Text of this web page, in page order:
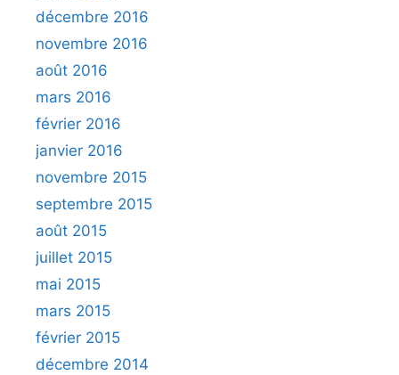
décembre 2016
novembre 2016
août 2016
mars 2016
février 2016
janvier 2016
novembre 2015
septembre 2015
août 2015
juillet 2015
mai 2015
mars 2015
février 2015
décembre 2014